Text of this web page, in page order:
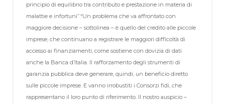
principio di equilibrio tra contributo e prestazione in materia di
malattie e infortuni”.“Un problema che va affrontato con
maggiore decisione – sottolinea – è quello del credito alle piccole
imprese, che continuano a registrare le maggiori difficoltà di
accesso ai finanziamenti, come sostiene con dovizia di dati
anche la Banca d’Italia. Il rafforzamento degli strumenti di
garanzia pubblica deve generare, quindi, un beneficio diretto
sulle piccole imprese. E vanno irrobustiti i Consorzi fidi, che
rappresentano il loro punto di riferimento. Il nostro auspicio –